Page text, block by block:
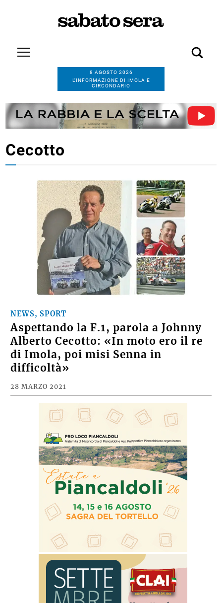
8 AGOSTO 2026
L’INFORMAZIONE DI IMOLA E
CIRCONDARIO
Cecotto
NEWS, SPORT
Aspettando la F.1, parola a Johnny
Alberto Cecotto: «In moto ero il re
di Imola, poi misi Senna in
difficoltà»
28 MARZO 2021